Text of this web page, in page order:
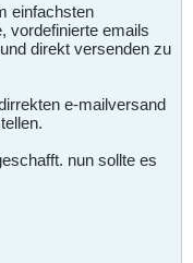
einfachsten
vordefinierte emails
direkt versenden zu
e-mailversand
nun sollte es